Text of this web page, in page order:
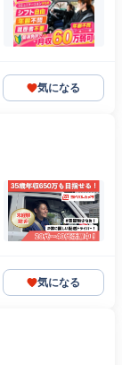
気になる
気になる